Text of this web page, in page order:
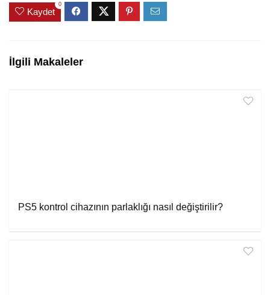
Kaydet
0
İlgili Makaleler
PS5 kontrol cihazının parlaklığı nasıl değiştirilir?